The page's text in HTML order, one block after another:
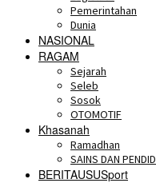
Pemerintahan
Dunia
NASIONAL
RAGAM
Sejarah
Seleb
Sosok
OTOMOTIF
Khasanah
Ramadhan
SAINS DAN
BERITAUSUSport